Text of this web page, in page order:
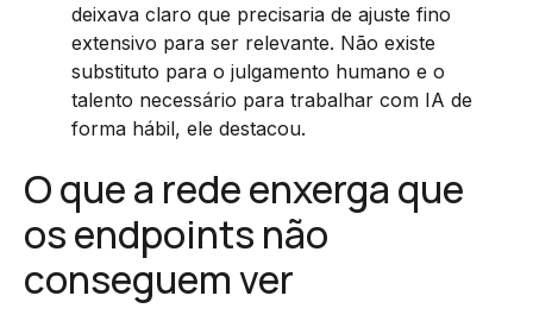
deixava claro que precisaria de ajuste fino
extensivo para ser relevante. Não existe
substituto para o julgamento humano e o
talento necessário para trabalhar com IA de
forma hábil, ele destacou.
O que a rede enxerga que
os endpoints não
conseguem ver